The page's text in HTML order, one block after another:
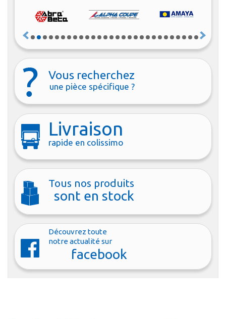
Vous recherchez
une pièce spécifique ?
Livraison
rapide en colissimo
Tous nos produits
sont en stock
Découvrez toute
notre actualité sur
facebook